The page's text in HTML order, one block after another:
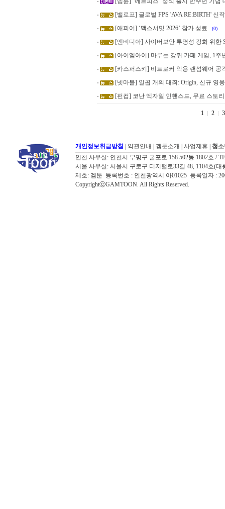
[밸로프] 글로벌 FPS 'AVA RE:BIRTH' 신
[애피어] ‘맥스서밋 2026’ 참가 성료
(0)
[엔비디아] 사이버보안 투명성 강화 위한
[아이엠아이] 마루는 강쥐 카페 게임, 1주
[카스퍼스키] 비트로커 악용 랜섬웨어 공
[넷마블] 일곱 개의 대죄: Origin, 신규 영
[펀컴] 코난 엑자일 인핸스드, 무료 스토
1 2 3
개인정보취급방침 약관안내 겜툰소개 사업제휴
청
인천 사무실: 인천시 부평구 굴포로 158 502동 1802호 /
서울 사무실: 서울시 구로구 디지털로33길 48, 1104호(대
제호: 겜툰 등록번호 : 인천광역시 아01025 등록일자 :
CopyrightⓒGAMTOON. All Rights Reserved.